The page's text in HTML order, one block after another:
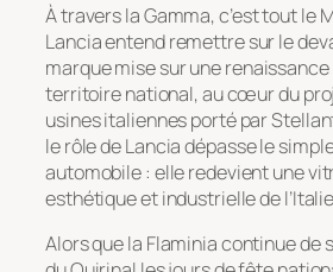
À travers la Gamma, c’est tout le
Lancia entend remettre sur le
marque mise sur une
territoire national, au cœur du
usines italiennes porté par
le rôle de Lancia dépasse le
automobile : elle redevient une
esthétique et industrielle de
Alors que la Flaminia continue de